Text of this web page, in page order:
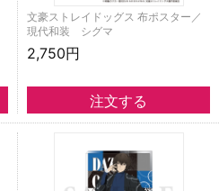
文豪ストレイドッグス 布ポスター／
現代和装 シグマ
2,750円